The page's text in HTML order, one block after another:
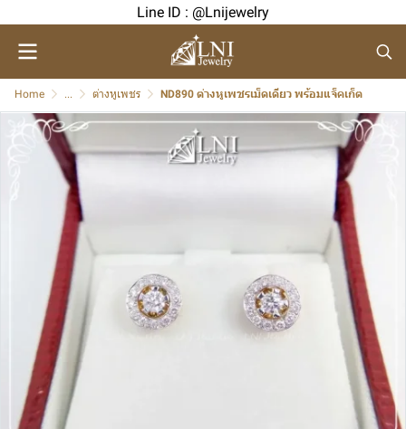
Line ID : @Lnijewelry
Home ... ต่างหูเพชร ND890 ต่างหูเพชรเม็ดเดียว พร้อมแจ็คเก็ต